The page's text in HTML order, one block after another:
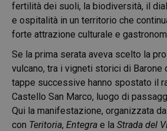
fertilità dei suoli, la biodiversità, il
e ospitalità in un territorio che
forte attrazione culturale e
Se la prima serata aveva scelto la
vulcano, tra i vigneti storici di Barone
tappe successive hanno spostato il
Castello San Marco, luogo di
Qui la manifestazione, organizzata
con Teritoria, Entegra e la Strada del